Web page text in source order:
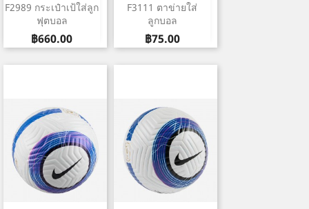
F2989 กระเป๋าเป้ใส่ลูก
ฟุตบอล
ราคา
฿660.00
F3111 ตาข่ายใส่
ลูกบอล
ราคา
฿75.00